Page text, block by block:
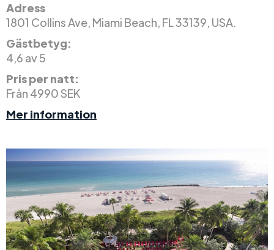
Adress
1801 Collins Ave, Miami Beach, FL 33139, USA.
Gästbetyg:
4,6 av 5
Pris per natt:
Från 4990 SEK
Mer information